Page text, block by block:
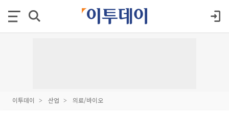
이투데이 산업 의료/바이오